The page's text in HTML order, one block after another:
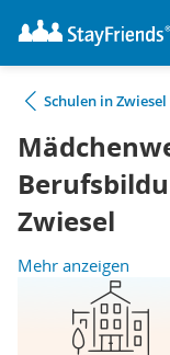
Schulen in Zwiesel
Zwiesel
Mehr anzeigen